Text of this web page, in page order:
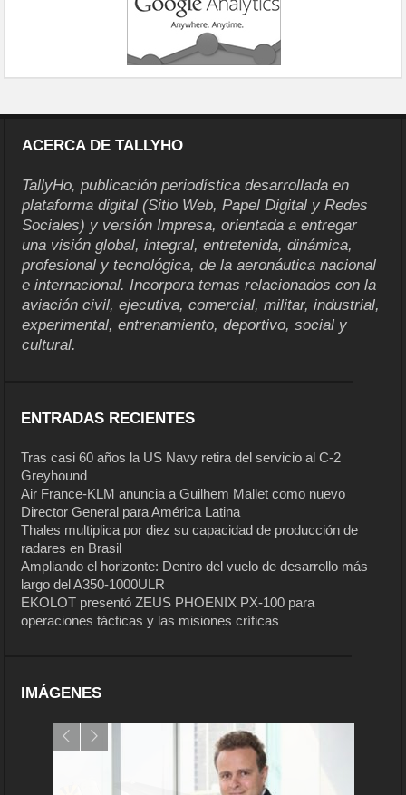
ACERCA DE TALLYHO
TallyHo, publicación periodística desarrollada en
plataforma digital (Sitio Web, Papel Digital y Redes
Sociales) y versión Impresa, orientada a entregar
una visión global, integral, entretenida, dinámica,
profesional y tecnológica, de la aeronáutica nacional
e internacional. Incorpora temas relacionados con la
aviación civil, ejecutiva, comercial, militar, industrial,
experimental, entrenamiento, deportivo, social y
cultural.
ENTRADAS RECIENTES
Tras casi 60 años la US Navy retira del servicio al C-2
Greyhound
Air France-KLM anuncia a Guilhem Mallet como nuevo
Director General para América Latina
Thales multiplica por diez su capacidad de producción de
radares en Brasil
Ampliando el horizonte: Dentro del vuelo de desarrollo más
largo del A350-1000ULR
EKOLOT presentó ZEUS PHOENIX PX-100 para
operaciones tácticas y las misiones críticas
IMÁGENES